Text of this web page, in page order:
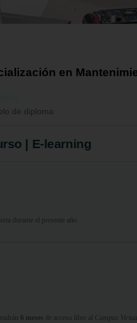
en
de diploma
| E-learning
durante el presente año.
6 meses de acceso libre al Campus